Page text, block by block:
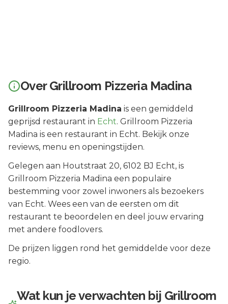
OverGrillroom Pizzeria Madina
Grillroom Pizzeria Madina is een gemiddeld
geprijsd restaurant in Echt. Grillroom Pizzeria
Madina is een restaurant in Echt. Bekijk onze
reviews, menu en openingstijden.
Gelegen aan Houtstraat 20, 6102 BJ Echt, is
Grillroom Pizzeria Madina een populaire
bestemming voor zowel inwoners als bezoekers
van Echt. Wees een van de eersten om dit
restaurant te beoordelen en deel jouw ervaring
met andere foodlovers.
De prijzen liggen rond het gemiddelde voor deze
regio.
Wat kun je verwachten bij Grillroom